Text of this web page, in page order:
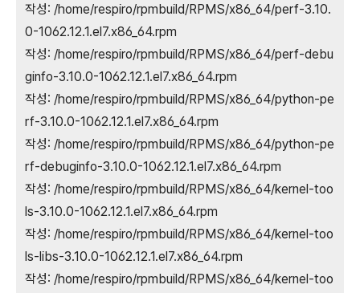
작성: /home/respiro/rpmbuild/RPMS/x86_64/perf-3.10.
0-1062.12.1.el7.x86_64.rpm
작성: /home/respiro/rpmbuild/RPMS/x86_64/perf-debu
ginfo-3.10.0-1062.12.1.el7.x86_64.rpm
작성: /home/respiro/rpmbuild/RPMS/x86_64/python-pe
rf-3.10.0-1062.12.1.el7.x86_64.rpm
작성: /home/respiro/rpmbuild/RPMS/x86_64/python-pe
rf-debuginfo-3.10.0-1062.12.1.el7.x86_64.rpm
작성: /home/respiro/rpmbuild/RPMS/x86_64/kernel-too
ls-3.10.0-1062.12.1.el7.x86_64.rpm
작성: /home/respiro/rpmbuild/RPMS/x86_64/kernel-too
ls-libs-3.10.0-1062.12.1.el7.x86_64.rpm
작성: /home/respiro/rpmbuild/RPMS/x86_64/kernel-too